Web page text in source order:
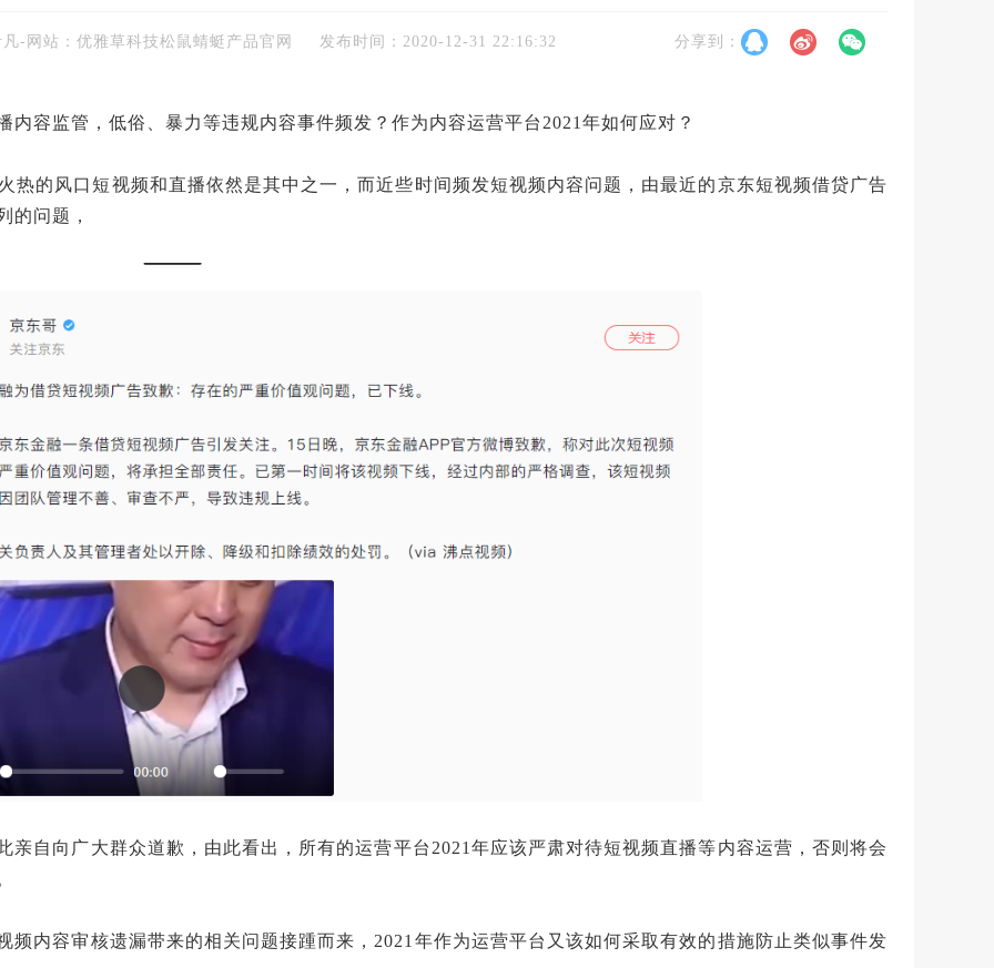
凡-网站：优雅草科技松鼠蜻蜓产品官网 发布时间： 2020-12-31 22:16:32 分享到：
内容监管，低俗、暴力等违规内容事件频发？作为内容运营平台2021年如何应对？
热的风口短视频和直播依然是其中之一，而近些时间频发短视频内容问题，由最近的京东短视频借贷广告
的问题，
亲自向广大群众道歉，由此看出，所有的运营平台2021年应该严肃对待短视频直播等内容运营，否则将会
频内容审核遗漏带来的相关问题接踵而来，2021年作为运营平台又该如何采取有效的措施防止类似事件发